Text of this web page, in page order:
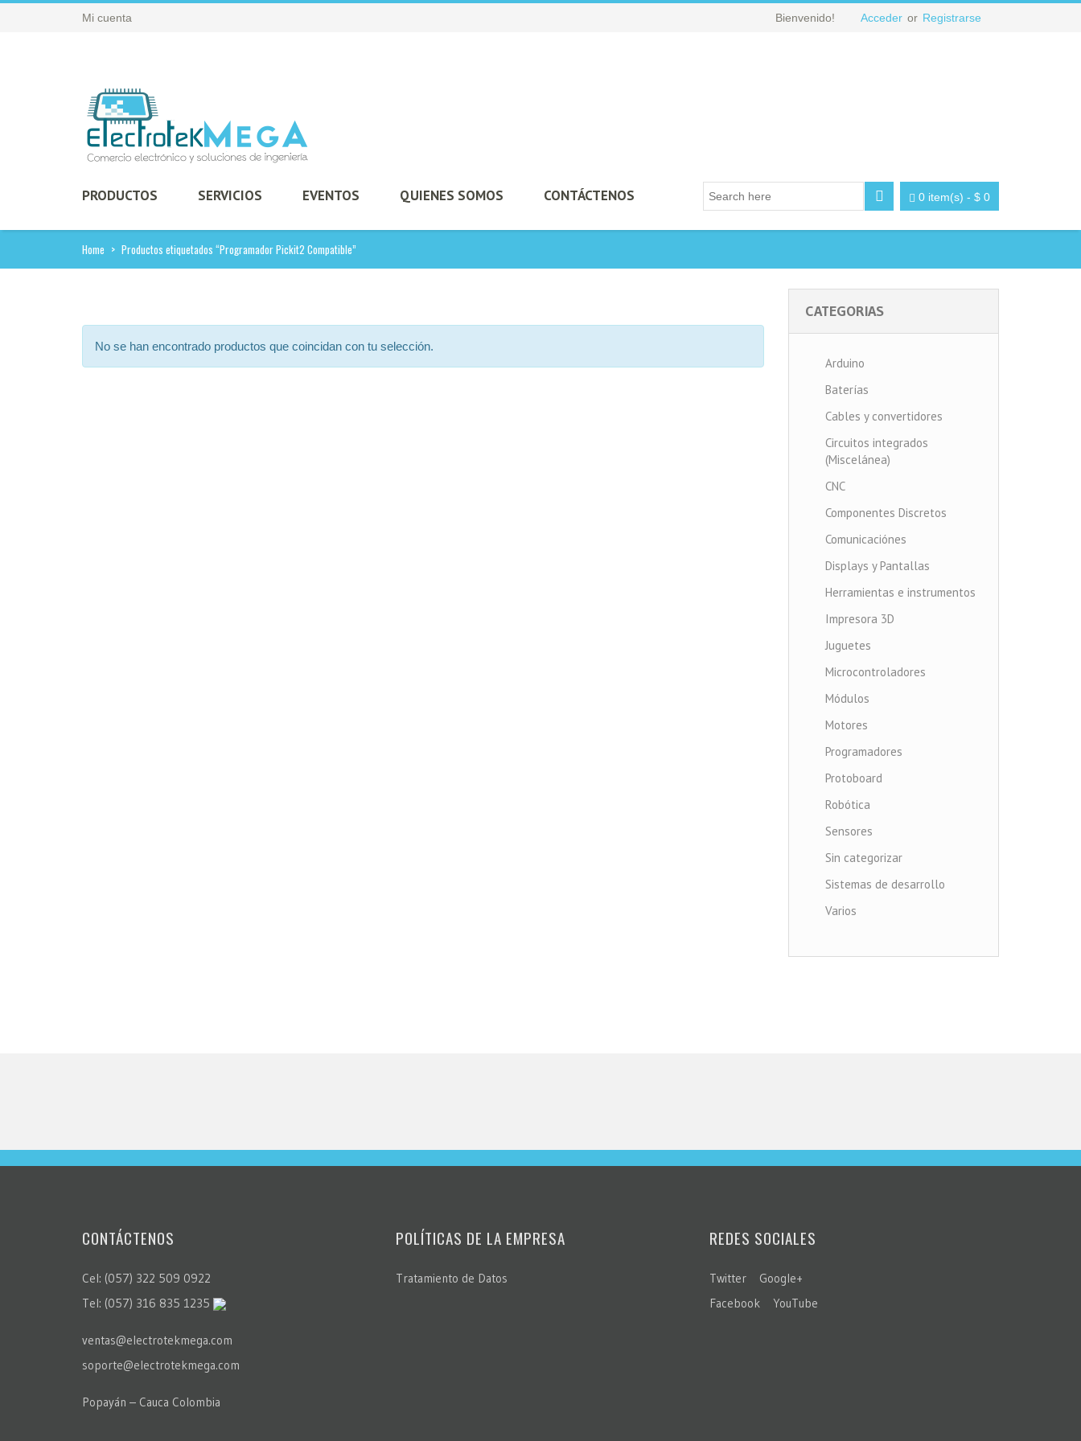
Mi cuenta Bienvenido! Acceder or Registrarse
PRODUCTOS SERVICIOS EVENTOS QUIENES SOMOS CONTÁCTENOS 0 item(s) - $ 0
Home > Productos etiquetados “Programador Pickit2 Compatible”
No se han encontrado productos que coincidan con tu selección.
CATEGORIAS
Arduino
Baterías
Cables y convertidores
Circuitos integrados
(Miscelánea)
CNC
Componentes Discretos
Comunicaciónes
Displays y Pantallas
Herramientas e instrumentos
Impresora 3D
Juguetes
Microcontroladores
Módulos
Motores
Programadores
Protoboard
Robótica
Sensores
Sin categorizar
Sistemas de desarrollo
Varios
CONTÁCTENOS
Cel: (057) 322 509 0922
Tel: (057) 316 835 1235
ventas@electrotekmega.com
soporte@electrotekmega.com
Popayán – Cauca Colombia
POLÍTICAS DE LA EMPRESA
Tratamiento de Datos
REDES SOCIALES
Twitter
Google+
Facebook
YouTube